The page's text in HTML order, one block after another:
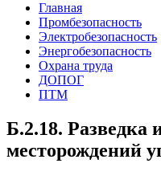
Главная
Промбезопасность
Электробезопасность
Энергобезопасность
Охрана труда
ДОПОГ
ПТМ
Б.2.18. Разведка
месторождений